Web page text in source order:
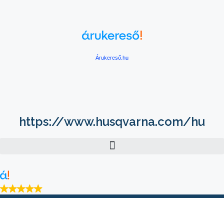
Árukereső.hu
https://www.husqvarna.com/hu